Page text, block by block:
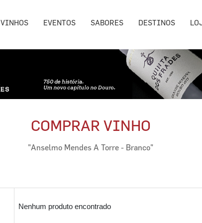
VINHOS EVENTOS SABORES DESTINOS
COMPRAR VINHO
"Anselmo Mendes A Torre - Branco"
Nenhum produto encontrado